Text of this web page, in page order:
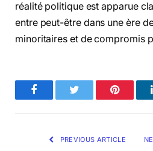
réalité politique est apparue
entre peut-être dans une ère
minoritaires et de compromis
FacebookTwitter Pinterest
PREVIOUS ARTICLE